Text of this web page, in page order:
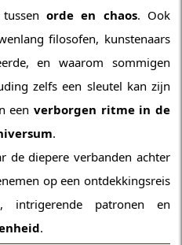
orde en chaos. Ook
filosofen, kunstenaars
en waarom sommigen
zelfs een sleutel kan zijn
een verborgen ritme in de
.
de diepere verbanden achter
op een ontdekkingsreis
intrigerende patronen en
.